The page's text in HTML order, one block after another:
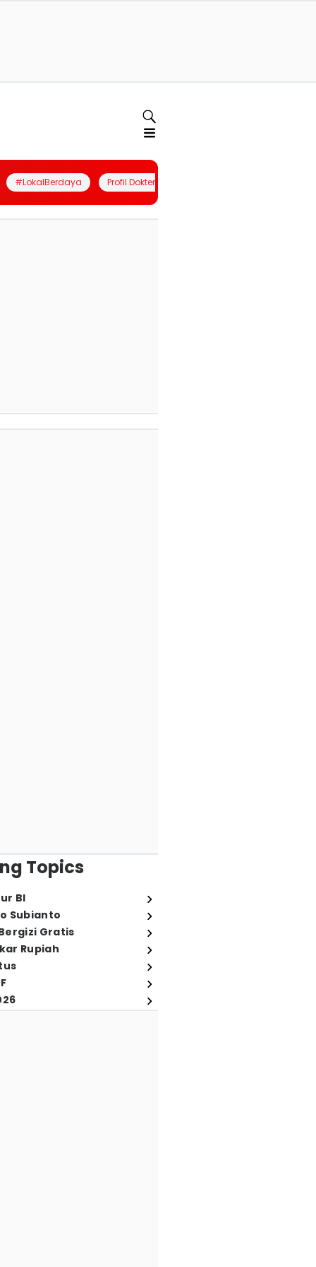
#LokalBerdaya Profil Dokter
Topics
BI
Subianto
Gratis
Rupiah